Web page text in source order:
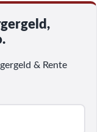
& Rente